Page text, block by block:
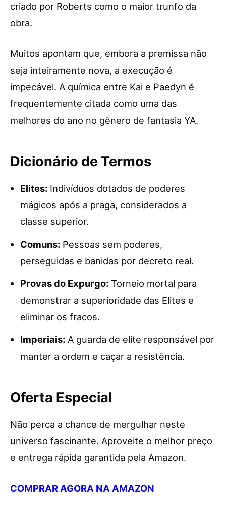
criado por Roberts como o maior trunfo da
obra.
Muitos apontam que, embora a premissa não
seja inteiramente nova, a execução é
impecável. A química entre Kai e Paedyn é
frequentemente citada como uma das
melhores do ano no gênero de fantasia YA.
Dicionário de Termos
Elites: Indivíduos dotados de poderes
mágicos após a praga, considerados a
classe superior.
Comuns: Pessoas sem poderes,
perseguidas e banidas por decreto real.
Provas do Expurgo: Torneio mortal para
demonstrar a superioridade das Elites e
eliminar os fracos.
Imperiais: A guarda de elite responsável por
manter a ordem e caçar a resistência.
Oferta Especial
Não perca a chance de mergulhar neste
universo fascinante. Aproveite o melhor preço
e entrega rápida garantida pela Amazon.
COMPRAR AGORA NA AMAZON